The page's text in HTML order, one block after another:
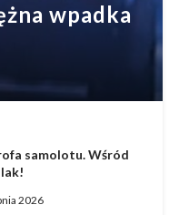
wpadka
samolotu. Wśród
2026